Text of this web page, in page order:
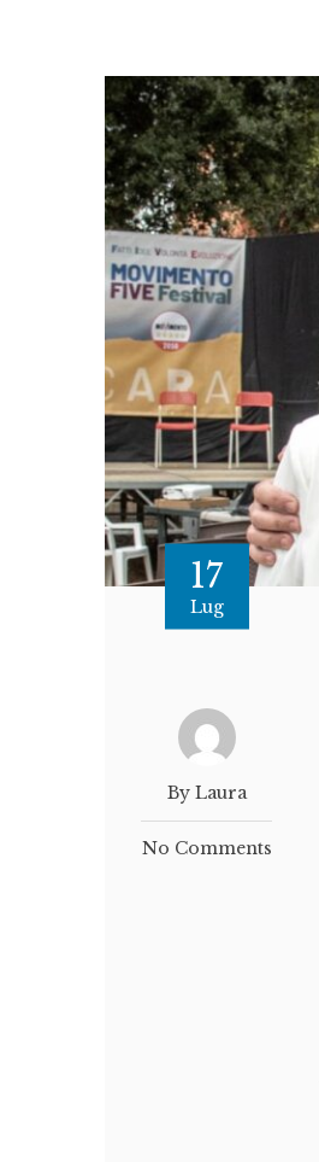
17
Lug
By Laura
No Comments